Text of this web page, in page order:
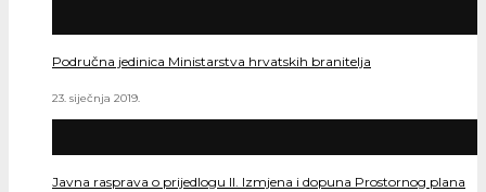
Područna jedinica Ministarstva hrvatskih branitelja
23. siječnja 2019.
Javna rasprava o prijedlogu II. Izmjena i dopuna Prostornog plana